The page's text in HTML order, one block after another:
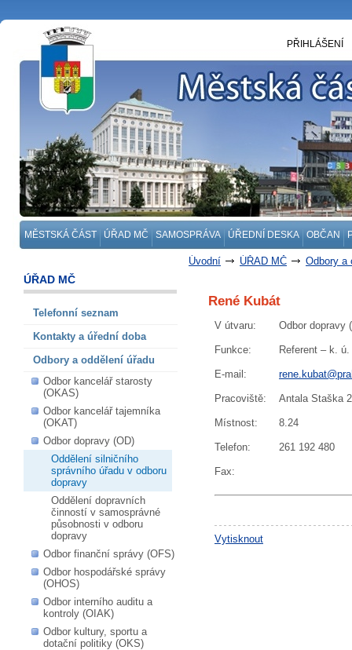
MĚSTSKÁ ČÁST ÚŘAD MČ SAMOSPRÁVA ÚŘEDNÍ DESKA OBČAN
PŘIHLÁŠENÍ
Úvodní ÚŘAD MČ
Odbory a
ÚŘAD MČ
Telefonní seznam
Kontakty a úřední doba
Odbory a oddělení úřadu
Odbor kancelář starosty
(OKAS)
Odbor kancelář tajemníka
(OKAT)
Odbor dopravy (OD)
Oddělení silničního
správního úřadu v odboru
dopravy
Oddělení dopravních
činností v samosprávné
působnosti v odboru
dopravy
Odbor finanční správy (OFS)
Odbor hospodářské správy
(OHOS)
Odbor interního auditu a
kontroly (OIAK)
Odbor kultury, sportu a
dotační politiky (OKS)
René Kubát
V útvaru: Odbor dopravy
Funkce: Referent – k.
E-mail:
Pracoviště: Antala Staška
Místnost: 8.24
Telefon: 261 192 480
Fax:
Vytisknout